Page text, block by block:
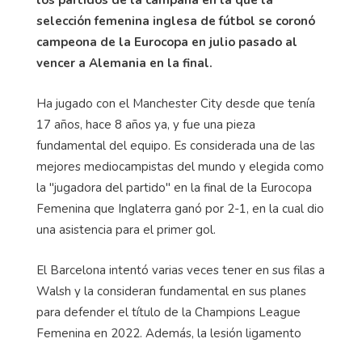
selección femenina inglesa de fútbol se coronó
campeona de la Eurocopa en julio pasado al
vencer a Alemania en la final.
Ha jugado con el Manchester City desde que tenía
17 años, hace 8 años ya, y fue una pieza
fundamental del equipo. Es considerada una de las
mejores mediocampistas del mundo y elegida como
la "jugadora del partido" en la final de la Eurocopa
Femenina que Inglaterra ganó por 2-1, en la cual dio
una asistencia para el primer gol.
El Barcelona intentó varias veces tener en sus filas a
Walsh y la consideran fundamental en sus planes
para defender el título de la Champions League
Femenina en 2022. Además, la lesión ligamento